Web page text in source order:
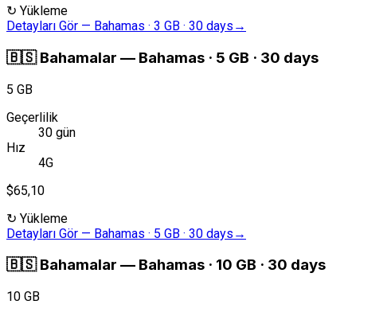
↻ Yükleme
Detayları Gör — Bahamas · 3 GB · 30 days →
🇧🇸 Bahamalar — Bahamas · 5 GB · 30 days
5 GB
Geçerlilik
30 gün
Hız
4G
$65,10
↻ Yükleme
Detayları Gör — Bahamas · 5 GB · 30 days →
🇧🇸 Bahamalar — Bahamas · 10 GB · 30 days
10 GB